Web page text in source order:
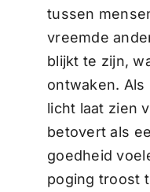
tussen
vreemde
blijkt te zijn,
ontwaken.
licht laat zien
betovert als
goedheid
poging troost